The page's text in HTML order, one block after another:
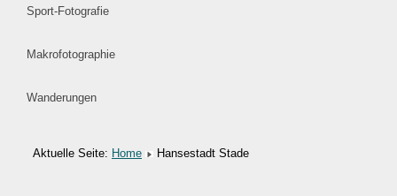
Sport-Fotografie
Makrofotographie
Wanderungen
Aktuelle Seite: Home Hansestadt Stade